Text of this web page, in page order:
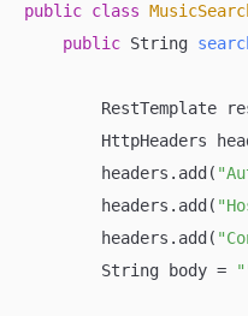
public class
public String
RestTemplate
HttpHeaders
        headers.add(
        headers.add(
        headers.add(
        String body =